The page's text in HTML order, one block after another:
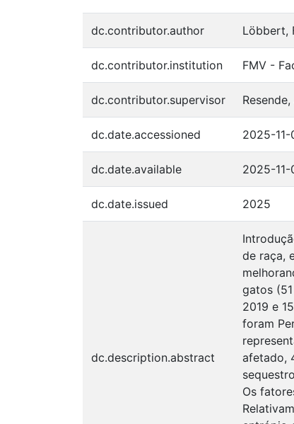
dc.contributor.author Löbbert,
dc.contributor.institution FMV -
dc.contributor.supervisor
dc.date.accessioned 2025-11-
dc.date.available 2025-11-
dc.date.issued 2025
dc.description.abstract
de raça,
gatos
2019 e
foram
afetado,
Os